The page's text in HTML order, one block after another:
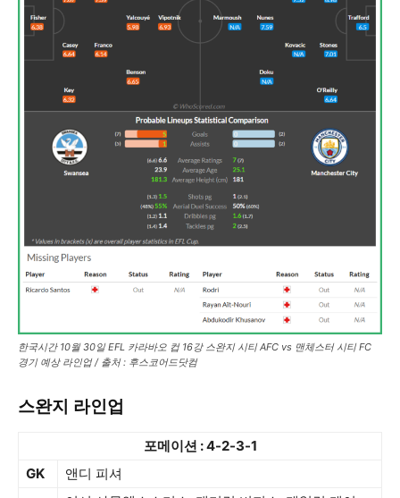
한국시간 10월 30일 EFL 카라바오 컵 16강 스완지 시티 AFC vs 맨체스터 시티 FC
경기 예상 라인업 / 출처 : 후스코어드닷컴
스완지 라인업
포메이션 : 4-2-3-1
GK
앤디 피셔